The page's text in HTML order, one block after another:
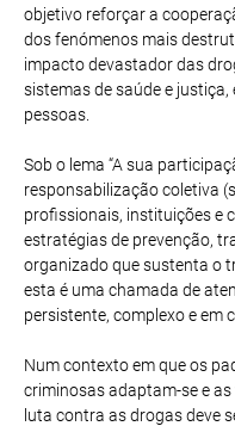
objetivo reforçar a
dos fenómenos mais
impacto devastador das
sistemas de saúde e
pessoas.
Sob o lema “A sua
responsabilização coletiva
profissionais, instituições e
estratégias de prevenção,
organizado que sustenta o
esta é uma chamada de
persistente, complexo e em
Num contexto em que os
criminosas adaptam-se e
luta contra as drogas deve